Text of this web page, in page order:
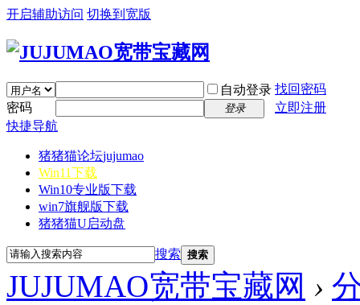
开启辅助访问 切换到宽版
自动登录 找回密码
密码
登录
立即注册
快捷导航
猪猪猫论坛jujumao
Win11下载
Win10专业版下载
win7旗舰版下载
猪猪猫U启动盘
搜索 搜索
JUJUMAO宽带宝藏网 ›